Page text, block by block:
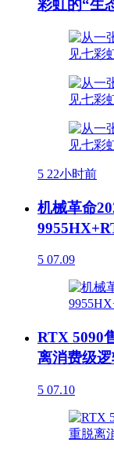
彩虹的“生
5 22小时前
机械革命
5 07.09
RTX 5090
离消费级
5 07.10